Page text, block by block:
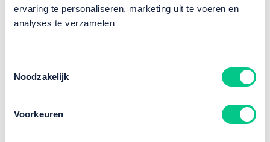
ervaring te personaliseren, marketing uit te voeren en
analyses te verzamelen
Noodzakelijk
Voorkeuren
Advies
HP-desktop vs. HP-laptop voor zakelijk